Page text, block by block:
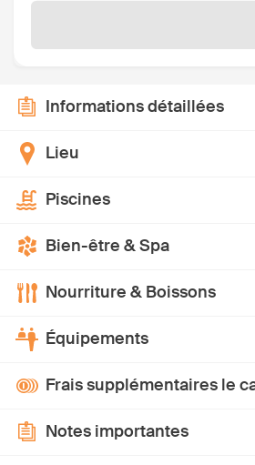
Informations détaillées
Lieu
Piscines
Bien-être & Spa
Nourriture & Boissons
Équipements
Frais supplémentaires le
Notes importantes